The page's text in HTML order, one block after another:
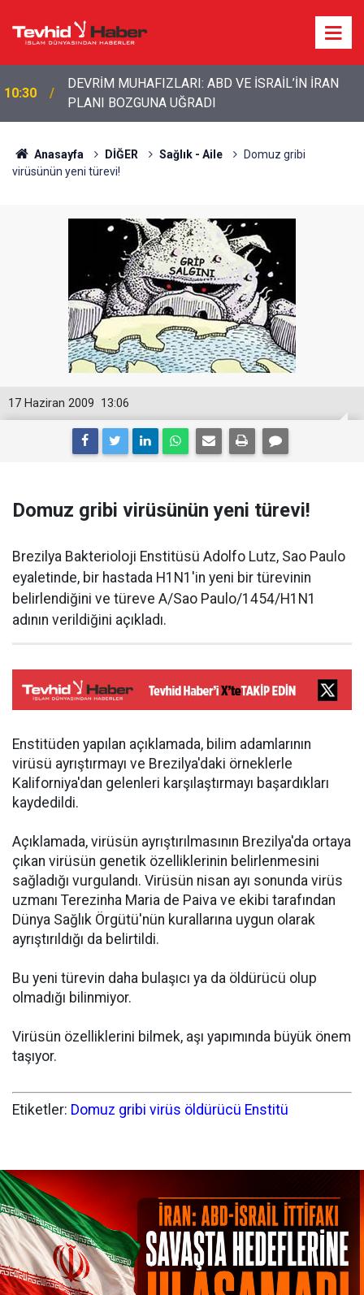
10:11 ABD ordusunda İran çatlağı: Komutanlar çıkış arıyor
Anasayfa DİĞER Sağlık - Aile
Domuz gribi
virüsünün yeni türevi!
13:06
17 Haziran 2009
Domuz gribi virüsünün yeni türevi!
Brezilya Bakterioloji Enstitüsü Adolfo Lutz, Sao Paulo
eyaletinde, bir hastada H1N1'in yeni bir türevinin
belirlendiğini ve türeve A/Sao Paulo/1454/H1N1
adının verildiğini açıkladı.
Enstitüden yapılan açıklamada, bilim adamlarının
virüsü ayrıştırmayı ve Brezilya'daki örneklerle
Kaliforniya'dan gelenleri karşılaştırmayı başardıkları
kaydedildi.
Açıklamada, virüsün ayrıştırılmasının Brezilya'da ortaya
çıkan virüsün genetik özelliklerinin belirlenmesini
sağladığı vurgulandı. Virüsün nisan ayı sonunda virüs
uzmanı Terezinha Maria de Paiva ve ekibi tarafından
Dünya Sağlık Örgütü'nün kurallarına uygun olarak
ayrıştırıldığı da belirtildi.
Bu yeni türevin daha bulaşıcı ya da öldürücü olup
olmadığı bilinmiyor.
Virüsün özelliklerini bilmek, aşı yapımında büyük önem
taşıyor.
Etiketler: Domuz gribi virüs öldürücü Enstitü